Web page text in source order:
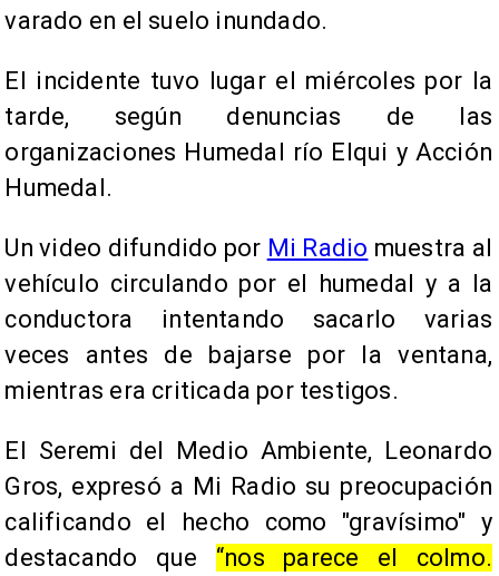
varado en el suelo inundado.
El incidente tuvo lugar el miércoles por la
tarde, según denuncias de las
organizaciones Humedal río Elqui y Acción
Humedal.
Un video difundido por Mi Radio muestra al
vehículo circulando por el humedal y a la
conductora intentando sacarlo varias
veces antes de bajarse por la ventana,
mientras era criticada por testigos.
El Seremi del Medio Ambiente, Leonardo
Gros, expresó a Mi Radio su preocupación
calificando el hecho como "gravísimo" y
destacando que “nos parece el colmo.